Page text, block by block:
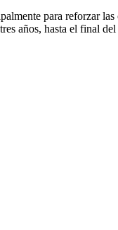
para reforzar
años, hasta el final